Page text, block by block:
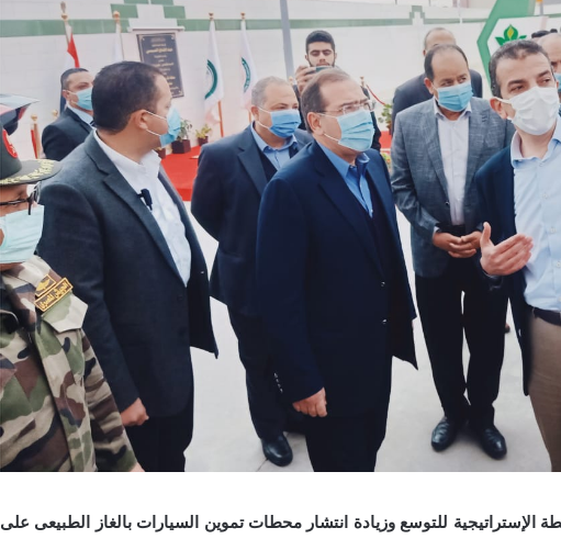
الإستراتيجية للتوسع وزيادة انتشار محطات تموين السيارات بالغاز الطبيعى على